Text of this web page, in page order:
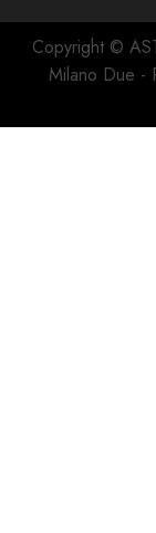
Copyright ©
Milano Due -